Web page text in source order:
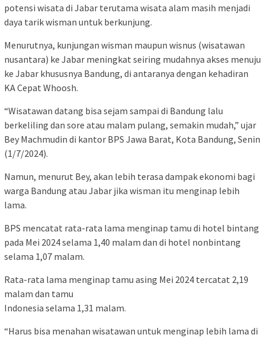
potensi wisata di Jabar terutama wisata alam masih menjadi
daya tarik wisman untuk berkunjung.
Menurutnya, kunjungan wisman maupun wisnus (wisatawan
nusantara) ke Jabar meningkat seiring mudahnya akses menuju
ke Jabar khususnya Bandung, di antaranya dengan kehadiran
KA Cepat Whoosh.
“Wisatawan datang bisa sejam sampai di Bandung lalu
berkeliling dan sore atau malam pulang, semakin mudah,” ujar
Bey Machmudin di kantor BPS Jawa Barat, Kota Bandung, Senin
(1/7/2024).
Namun, menurut Bey, akan lebih terasa dampak ekonomi bagi
warga Bandung atau Jabar jika wisman itu menginap lebih
lama.
BPS mencatat rata-rata lama menginap tamu di hotel bintang
pada Mei 2024 selama 1,40 malam dan di hotel nonbintang
selama 1,07 malam.
Rata-rata lama menginap tamu asing Mei 2024 tercatat 2,19
malam dan tamu
Indonesia selama 1,31 malam.
“Harus bisa menahan wisatawan untuk menginap lebih lama di